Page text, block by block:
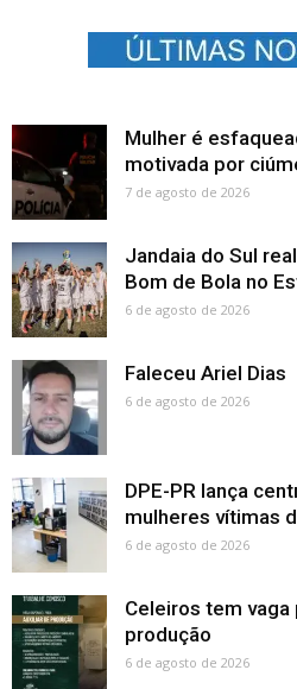
Mulher é
motivada por
7 de agosto de 2026
Jandaia do Sul
Bom de Bola no
6 de agosto de 2026
Faleceu Ariel Dias
6 de agosto de 2026
DPE-PR lança
mulheres vítimas
6 de agosto de 2026
Celeiros tem vaga
produção
6 de agosto de 2026